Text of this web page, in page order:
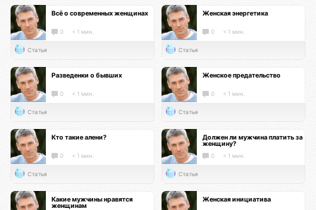
Всё о современных женщинах
0 < 1 мин.
Статья
Женская энергетика
0 < 1 мин.
Статья
Разведенки о бывших
0 < 1 мин.
Статья
Женское предательство
0 < 1 мин.
Статья
Кто такие алени?
0 < 1 мин.
Статья
Должен ли мужчина платить за
женщину?
0 < 1 мин.
Статья
Какие мужчины нравятся
женщинам
Женская инициатива